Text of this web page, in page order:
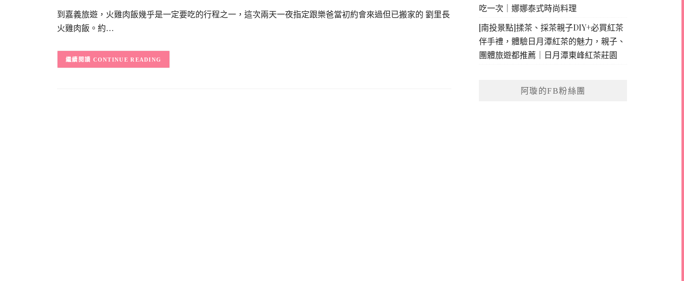
到嘉義旅遊，火雞肉飯幾乎是一定要吃的行程之一，這次兩天一夜指定跟樂爸當初約會來過但已搬家的 劉里長
火雞肉飯。約…
CONTINUE READING
吃一次｜娜娜泰式時尚料理
[南投景點]揉茶、採茶親子DIY+必買紅茶
伴手禮，體驗日月潭紅茶的魅力，親子、
團體旅遊都推薦｜日月潭東峰紅茶莊園
阿璇的FB粉絲團